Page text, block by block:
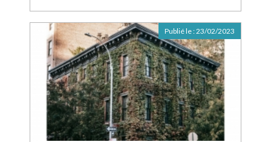
Publié le :23/02/2023